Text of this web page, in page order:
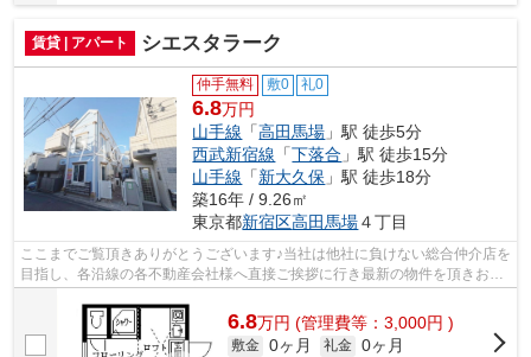
賃貸 | アパート シエスタラーク
仲手無料 敷0 礼0
6.8万円
山手線 「高田馬場 」駅 徒歩5分
西武新宿線 「下落合 」駅 徒歩15分
山手線 「新大久保 」駅 徒歩18分
築16年 / 9.26㎡
東京都新宿区高田馬場４丁目
ここまでご覧頂きありがとうございます♪当社は他社に負けない総合仲介店を
目指し、各沿線の各不動産会社様へ直接ご挨拶に行き最新の物件を頂きお客
様へ提供しております！最新の情報は...
6.8万円 (管理費等：3,000円 )
敷金 0ヶ月 礼金 0ヶ月